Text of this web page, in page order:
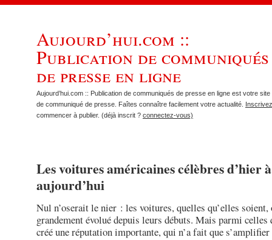
Aujourd’hui.com ::
Publication de communiqués
de presse en ligne
Aujourd’hui.com :: Publication de communiqués de presse en ligne est votre site
de communiqué de presse. Faîtes connaître facilement votre actualité.
commencer à publier. (déjà inscrit ? connectez-vous)
Les voitures américaines célèbres d’hier à
aujourd’hui
Nul n’oserait le nier : les voitures, quelles qu’elles soient,
grandement évolué depuis leurs débuts. Mais parmi celles
créé une réputation importante, qui n’a fait que s’amplifier